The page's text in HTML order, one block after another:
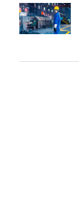
зростання
цін
нову
ріжучу
машину
Європейські
ціни
на